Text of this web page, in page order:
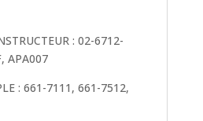
: 02-6712-
APA007
: 661-7111, 661-7512,